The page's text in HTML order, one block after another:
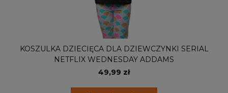
KOSZULKA DZIECIĘCA DLA DZIEWCZYNKI SERIAL
NETFLIX WEDNESDAY ADDAMS
49,99 zł